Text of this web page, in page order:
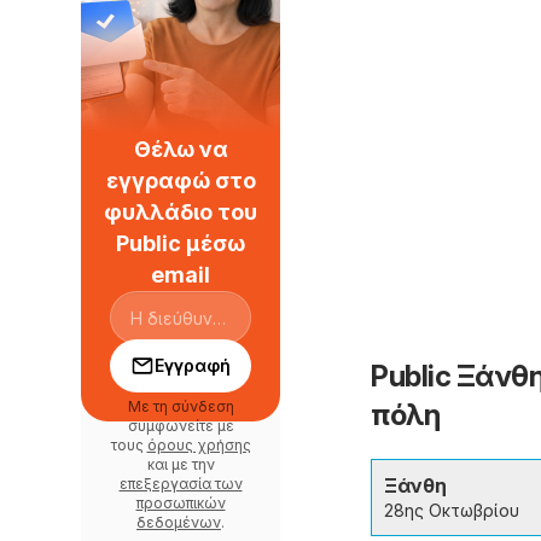
Public
πόλη
Ξάνθη
28ης Οκτωβρίου
Θέλω να
εγγραφώ στο
φυλλάδιο του
Public μέσω
email
Εγγραφή
Με τη σύνδεση
συμφωνείτε με
τους όρους χρήσης
και με την
επεξεργασία των
προσωπικών
δεδομένων.